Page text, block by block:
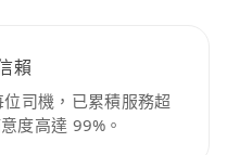
賴
司機，已累積服務超
度高達 99%。